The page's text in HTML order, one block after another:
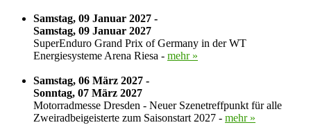
Samstag, 09 Januar 2027 -
Samstag, 09 Januar 2027
SuperEnduro Grand Prix of Germany in der WT
Energiesysteme Arena Riesa - mehr »
Samstag, 06 März 2027 -
Sonntag, 07 März 2027
Motorradmesse Dresden - Neuer Szenetreffpunkt für alle
Zweiradbeigeisterte zum Saisonstart 2027 - mehr »